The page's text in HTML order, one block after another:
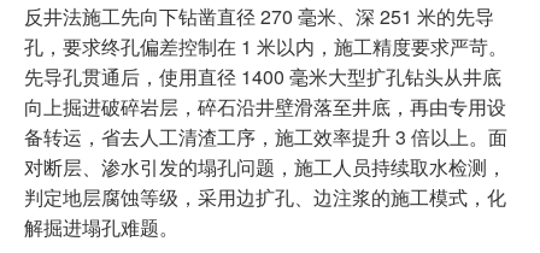
反井法施工先向下钻凿直径 270 毫米、深 251 米的先导
孔，要求终孔偏差控制在 1 米以内，施工精度要求严苛。
先导孔贯通后，使用直径 1400 毫米大型扩孔钻头从井底
向上掘进破碎岩层，碎石沿井壁滑落至井底，再由专用设
备转运，省去人工清渣工序，施工效率提升 3 倍以上。面
对断层、渗水引发的塌孔问题，施工人员持续取水检测，
判定地层腐蚀等级，采用边扩孔、边注浆的施工模式，化
解掘进塌孔难题。